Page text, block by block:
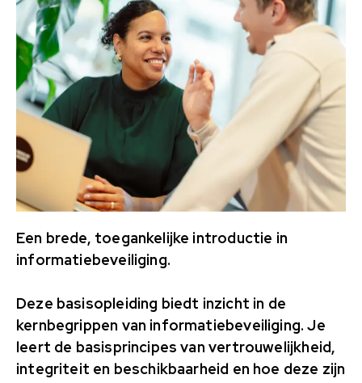
Een brede, toegankelijke introductie in
informatiebeveiliging.
Deze basisopleiding biedt inzicht in de
kernbegrippen van informatiebeveiliging. Je
leert de basisprincipes van vertrouwelijkheid,
integriteit en beschikbaarheid en hoe deze zijn